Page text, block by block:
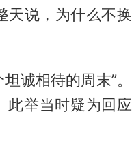
天说，为什么不换
诚相待的周末”。
此举当时疑为回应